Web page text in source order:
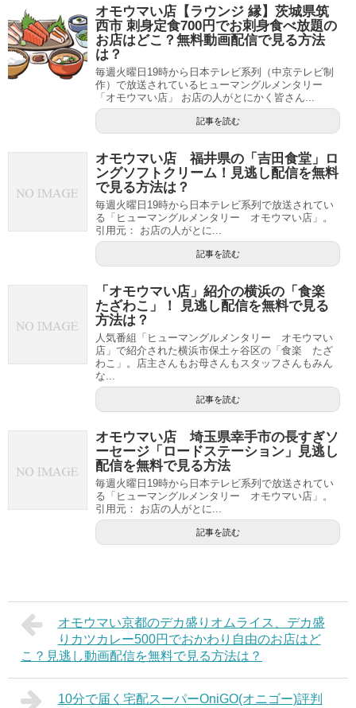
オモウマい店【ラウンジ 縁】茨城県筑
西市 刺身定食700円でお刺身食べ放題の
お店はどこ？無料動画配信で見る方法
は？
毎週火曜日19時から日本テレビ系列（中京テレビ制
作）で放送されているヒューマングルメンタリー
「オモウマい店」 お店の人がとにかく皆さん...
記事を読む
オモウマい店 福井県の「吉田食堂」ロ
ングソフトクリーム！見逃し配信を無料
で見る方法は？
毎週火曜日19時から日本テレビ系列で放送されてい
る「ヒューマングルメンタリー オモウマい店」。
引用元： お店の人がとに...
記事を読む
「オモウマい店」紹介の横浜の「食楽
たざわこ」！ 見逃し配信を無料で見る
方法は？
人気番組「ヒューマングルメンタリー オモウマい
店」で紹介された横浜市保土ヶ谷区の「食楽 たざ
わこ」。店主さんもお母さんもスタッフさんもみん
な...
記事を読む
オモウマい店 埼玉県幸手市の長すぎソ
ーセージ「ロードステーション」見逃し
配信を無料で見る方法
毎週火曜日19時から日本テレビ系列で放送されてい
る「ヒューマングルメンタリー オモウマい店」。
引用元： お店の人がとに...
記事を読む
オモウマい京都のデカ盛りオムライス、デカ盛
りカツカレー500円でおかわり自由のお店はど
こ？見逃し動画配信を無料で見る方法は？
10分で届く宅配スーパーOniGO(オニゴー)評判